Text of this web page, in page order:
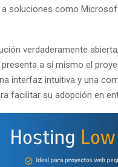
soluciones como
verdaderamente
a sí mismo el
interfaz intuitiva y una
facilitar su adopción en